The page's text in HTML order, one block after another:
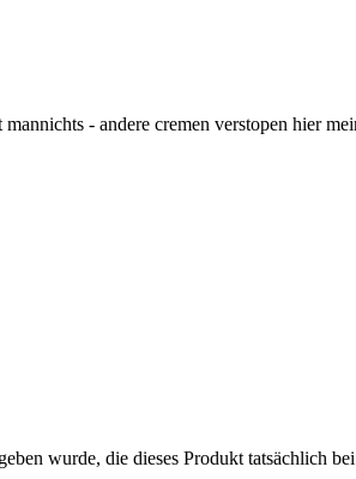
- andere cremen verstopen hier
wurde, die dieses Produkt tatsächlich